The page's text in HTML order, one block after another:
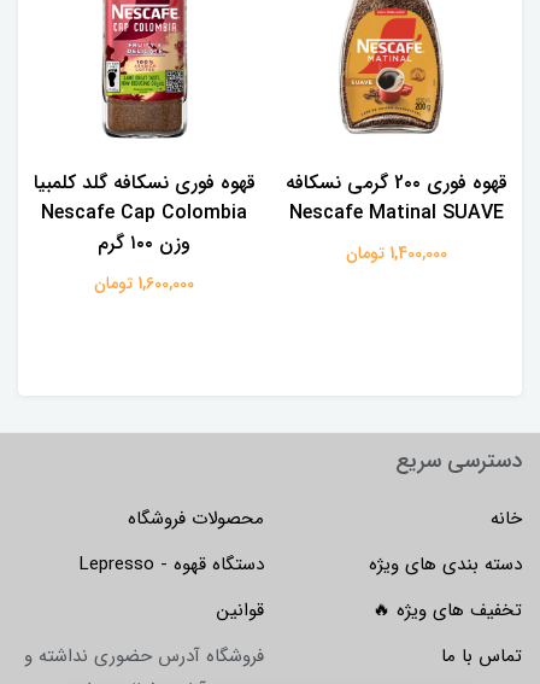
قهوه فوری 2۰۰ گرمی نسکافه
Nescafe Matinal SUAVE
1,400,000 تومان
قهوه فوری نسکافه گلد کلمبیا
Nescafe Cap Colombia
وزن ۱۰۰ گرم
1,600,000 تومان
دسترسی سریع
خانه
محصولات فروشگاه
دسته بندی های ویژه
دستگاه قهوه - Lepresso
تخفیف های ویژه 🔥
قوانین
تماس با ما
فروشگاه آدرس حضوری نداشته و